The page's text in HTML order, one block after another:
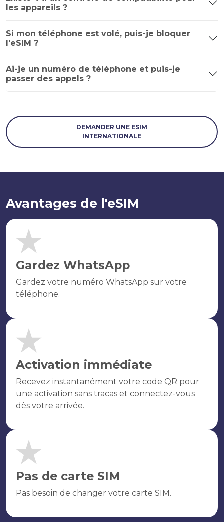
les appareils ?
Si mon téléphone est volé, puis-je bloquer
l'eSIM ?
Ai-je un numéro de téléphone et puis-je
passer des appels ?
DEMANDER UNE ESIM
INTERNATIONALE
Avantages de l'eSIM
Gardez WhatsApp
Gardez votre numéro WhatsApp sur votre
téléphone.
Activation immédiate
Recevez instantanément votre code QR pour
une activation sans tracas et connectez-vous
dès votre arrivée.
Pas de carte SIM
Pas besoin de changer votre carte SIM.